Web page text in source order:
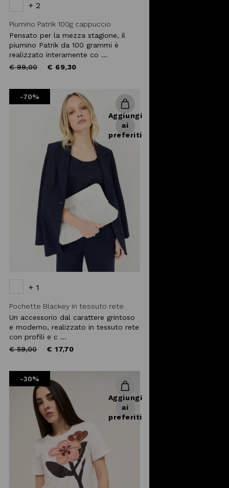
+ 2
Piumino Patrik 100g cappuccio
Pensato per la mezza stagione, il
piumino Patrik da 100 grammi è
realizzato interamente co ...
Price
€ 99,00to € 69,30
-70%
Aggiungi
ai
preferiti
+ 1
Pochette Blackey in tessuto rete
Un accessorio dal carattere grintoso
e moderno, realizzato in tessuto rete
con profili e c ...
Price
€ 59,00to € 17,70
-30%
Aggiungi
ai
preferiti